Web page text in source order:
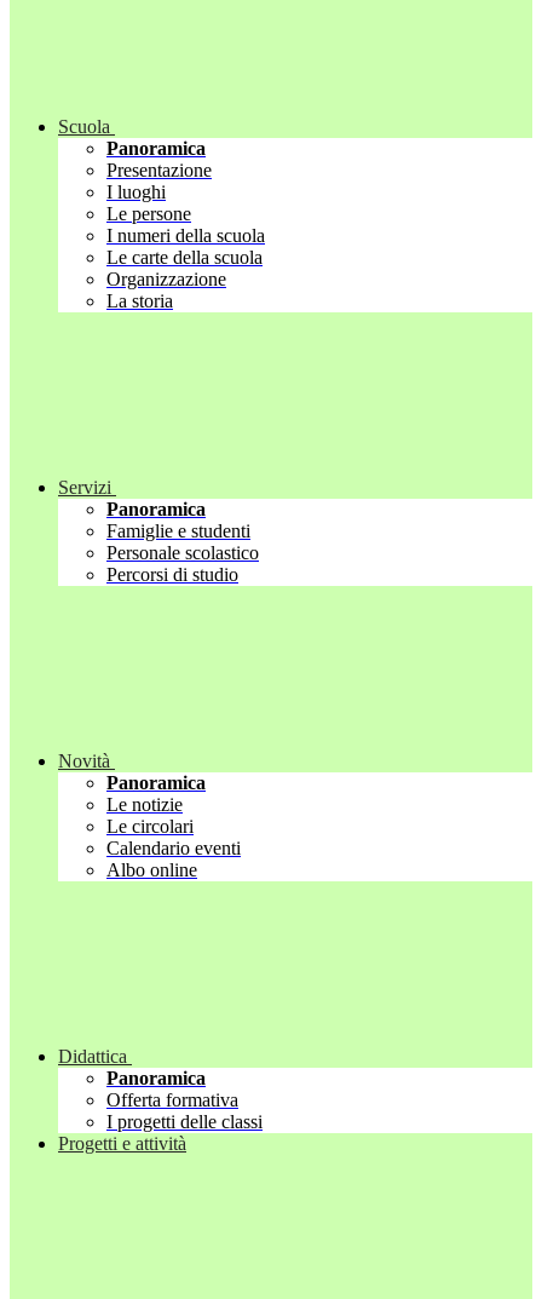
Scuola
Panoramica
Presentazione
I luoghi
Le persone
I numeri della scuola
Le carte della scuola
Organizzazione
La storia
Servizi
Panoramica
Famiglie e studenti
Personale scolastico
Percorsi di studio
Novità
Panoramica
Le notizie
Le circolari
Calendario eventi
Albo online
Didattica
Panoramica
Offerta formativa
I progetti delle classi
Progetti e attività